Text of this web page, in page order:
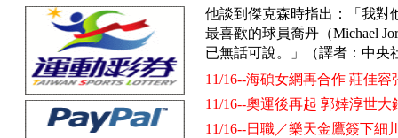
員注意)
他談到傑克森時指出：「我對
最喜歡的球員喬丹（Michael
已無話可說。」（譯者：中央
11/16--海碩女網再合作 莊佳
11/16--奧運後再起 郭婞淳世大
11/16--日職／樂天金鷹簽下